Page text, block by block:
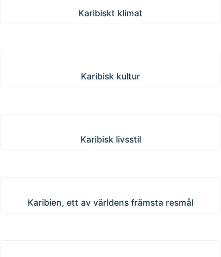
Karibiskt klimat
Karibisk kultur
Karibisk livsstil
Karibien, ett av världens främsta resmål